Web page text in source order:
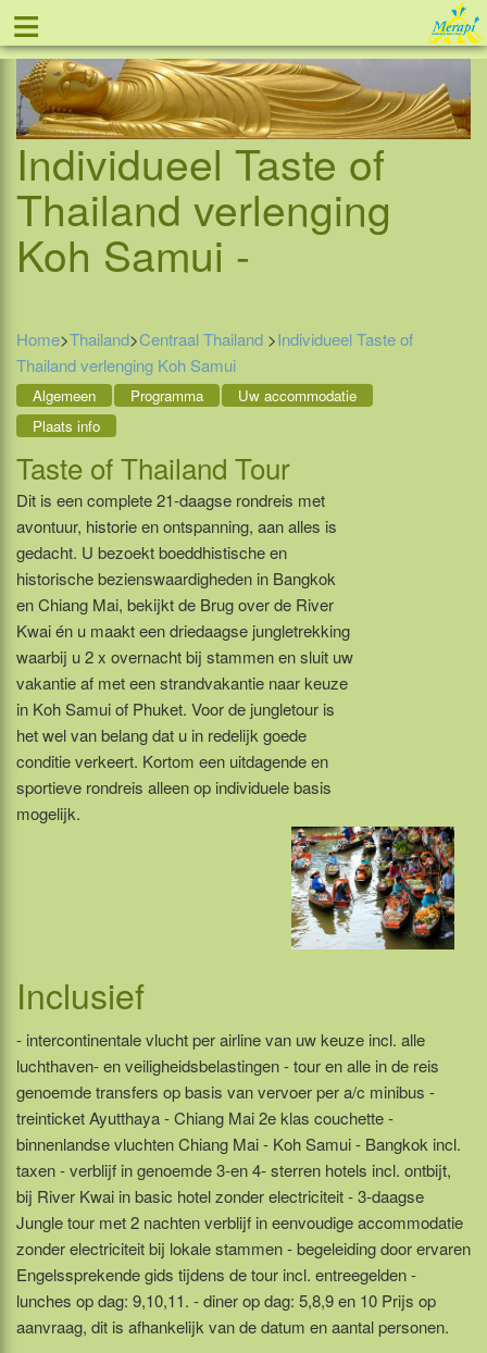
≡ Tel: 088 - 81 11 999
Individueel Taste of
Thailand verlenging
Koh Samui -
Home>Thailand>Centraal Thailand >Individueel Taste of
Thailand verlenging Koh Samui
Algemeen Programma
Uw accommodatie
Plaats info
Taste of Thailand Tour
Dit is een complete 21-daagse rondreis met
avontuur, historie en ontspanning, aan alles is
gedacht. U bezoekt boeddhistische en
historische bezienswaardigheden in Bangkok
en Chiang Mai, bekijkt de Brug over de River
Kwai én u maakt een driedaagse jungletrekking
waarbij u 2 x overnacht bij stammen en sluit uw
vakantie af met een strandvakantie naar keuze
in Koh Samui of Phuket. Voor de jungletour is
het wel van belang dat u in redelijk goede
conditie verkeert. Kortom een uitdagende en
sportieve rondreis alleen op individuele basis
mogelijk.
Inclusief
- intercontinentale vlucht per airline van uw keuze incl. alle
luchthaven- en veiligheidsbelastingen - tour en alle in de reis
genoemde transfers op basis van vervoer per a/c minibus -
treinticket Ayutthaya - Chiang Mai 2e klas couchette -
binnenlandse vluchten Chiang Mai - Koh Samui - Bangkok incl.
taxen - verblijf in genoemde 3-en 4- sterren hotels incl. ontbijt,
bij River Kwai in basic hotel zonder electriciteit - 3-daagse
Jungle tour met 2 nachten verblijf in eenvoudige accommodatie
zonder electriciteit bij lokale stammen - begeleiding door ervaren
Engelssprekende gids tijdens de tour incl. entreegelden -
lunches op dag: 9,10,11. - diner op dag: 5,8,9 en 10 Prijs op
aanvraag, dit is afhankelijk van de datum en aantal personen.